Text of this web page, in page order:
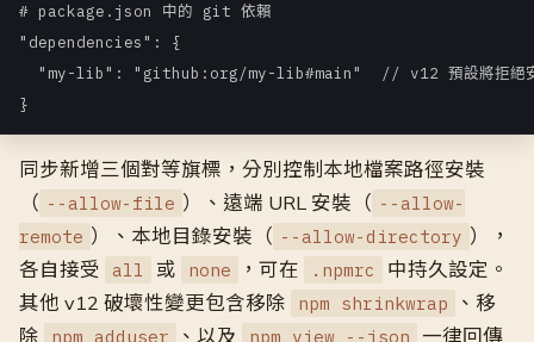
# package.json 中的 git 依賴
"dependencies": {
"my-lib": "github:org/my-lib#main"  // v12 預設將拒絕
}
同步新增三個對等旗標，分別控制本地檔案路徑安裝
（ --allow-file ）、遠端 URL 安裝（ --allow-
remote ）、本地目錄安裝（ --allow-directory ），
各自接受 all 或 none ，可在 .npmrc
中持久設定。
其他 v12 破壞性變更包含移除
npm shrinkwrap
、移
npm adduser npm view --json